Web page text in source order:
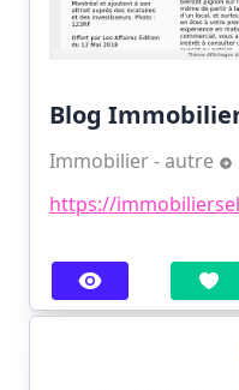
Blog
Immobilier - autre
https://